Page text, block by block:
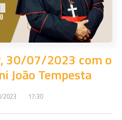
30/07/2023 com o
João Tempesta
2023 17:30